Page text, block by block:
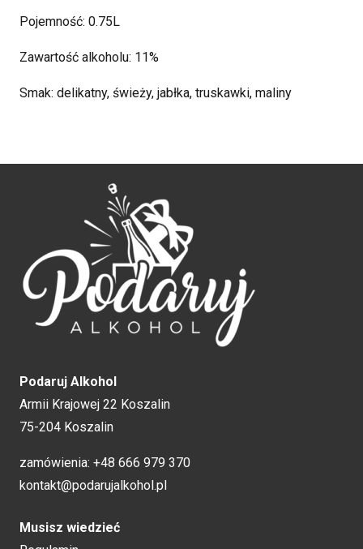
Pojemność: 0.75L
Zawartość alkoholu: 11%
Smak: delikatny, świeży, jabłka, truskawki, maliny
Podaruj Alkohol
Armii Krajowej 22 Koszalin
75-204 Koszalin
zamówienia: +48 666 979 370
kontakt@podarujalkohol.pl
Musisz wiedzieć